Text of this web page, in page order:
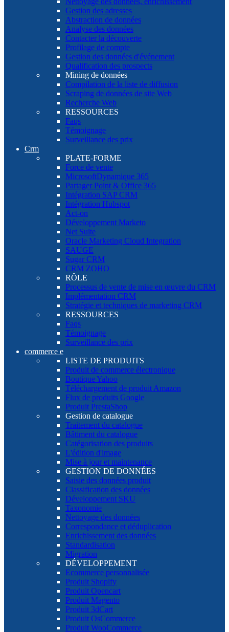
Gestion des adresses
Abstraction de données
Analyse des données
Contacter la découverte
Profilage de compte
Gestion des données d'événement
Qualification des prospects
Mining de données
Compilation de la liste de diffusion
Scraping de données de site Web
Recherche Web
RESSOURCES
Faqs
Témoignage
Surveillance des prix
Crm
PLATE-FORME
Force de vente
MicrosoftDynamique 365
Partager Point & Office 365
Intégration SAP CRM
Intégration Hubspot
Act-on
Développement Marketo
Net Suite
Oracle Marketing Cloud Integration
SAUGE
Sugar CRM
CRM ZOHO
RÔLE
Processus de vente de mise en œuvre du CRM
Implémentation CRM
Stratégie et techniques de marketing CRM
RESSOURCES
Faqs
Témoignage
Surveillance des prix
commerce e
LISTE DE PRODUITS
Produit de commerce électronique
Boutique Yahoo
Téléchargement de produit Amazon
Flux de produits Google
Produit PrestaShop
Gestion de catalogue
Traitement du catalogue
Bâtiment du catalogue
Catégorisation des produits
L'édition d'image
Mise à jour et maintenance
GESTION DE DONNÉES
Saisie des données produit
Classification des données
Développement SKU
Taxonomie
Nettoyage des données
Correspondance et déduplication
Enrichissement des données
Standardisation
Migration
DÉVELOPPEMENT
Ecommerce personnalisée
Produit Shopify
Produit Opencart
Produit Magento
Produit 3dCart
Produit OsCommerce
Produit WooCommerce